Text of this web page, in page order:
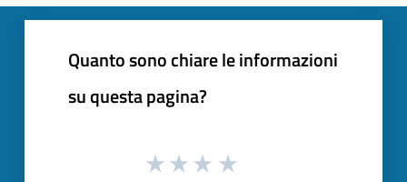
Quanto sono chiare le informazioni
su questa pagina?